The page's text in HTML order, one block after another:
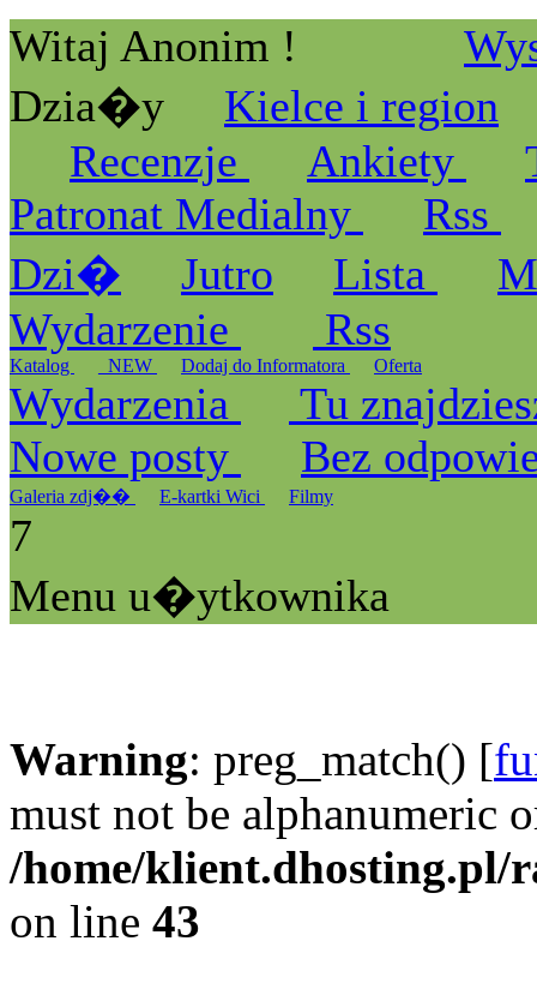
Witaj Anonim !
Dzia�y
Kielce i region
Recenzje
Ankiety
Patronat Medialny
Rss
Dzi�
Jutro Lista
Wydarzenie
Rss
Katalog _NEW Dodaj do Informatora Oferta
Wydarzenia
Tu
Nowe posty
Bez
Galeria zdj�� E-kartki Wici Filmy
7
Menu u�ytkownika
Warning: preg_match() [
must not be alphanumeric
/home/klient.dhosting.pl/
on line 43